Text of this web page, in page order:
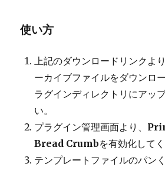
使い方
上記のダウンロードリンクよ
ーカイブファイルをダウンロ
ラグインディレクトリにアッ
い。
プラグイン管理画面より、
Bread Crumbを有効化してく
テンプレートファイルのパン